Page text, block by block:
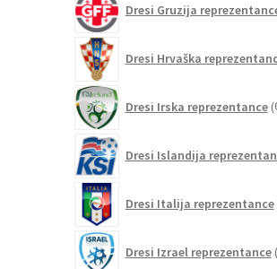
Dresi Gruzija
Dresi Hrvaška
Dresi Irska reprezentance
Dresi Islandija
Dresi Italija reprezentance
Dresi Izrael reprezentance